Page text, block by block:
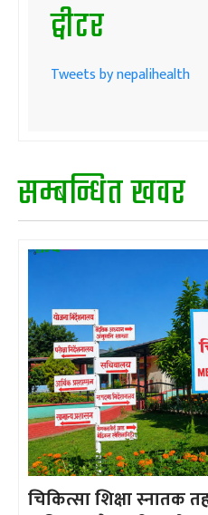
ट्वीटर
Tweets by nepalihealth
सम्बन्धित खवर
चिकित्सा शिक्षा स्नातक